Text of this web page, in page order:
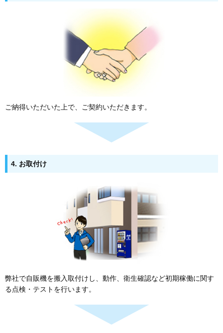
ご納得いただいた上で、ご契約いただきます。
4. お取付け
弊社で自販機を搬入取付けし、動作、衛生確認など初期稼働に関す
る点検・テストを行います。